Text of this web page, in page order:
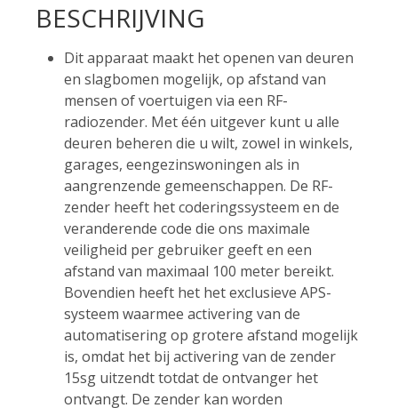
BESCHRIJVING
Dit apparaat maakt het openen van deuren
en slagbomen mogelijk, op afstand van
mensen of voertuigen via een RF-
radiozender. Met één uitgever kunt u alle
deuren beheren die u wilt, zowel in winkels,
garages, eengezinswoningen als in
aangrenzende gemeenschappen. De RF-
zender heeft het coderingssysteem en de
veranderende code die ons maximale
veiligheid per gebruiker geeft en een
afstand van maximaal 100 meter bereikt.
Bovendien heeft het het exclusieve APS-
systeem waarmee activering van de
automatisering op grotere afstand mogelijk
is, omdat het bij activering van de zender
15sg uitzendt totdat de ontvanger het
ontvangt. De zender kan worden